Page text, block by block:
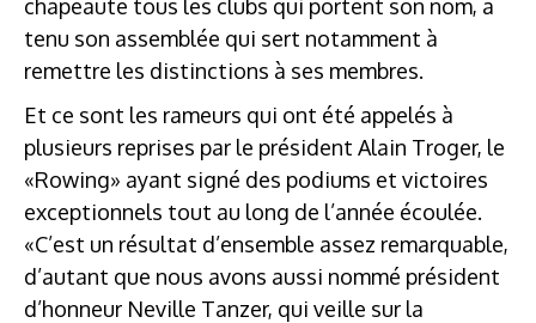
chapeaute tous les clubs qui portent son nom, a
tenu son assemblée qui sert notamment à
remettre les distinctions à ses membres.
Et ce sont les rameurs qui ont été appelés à
plusieurs reprises par le président Alain Troger, le
«Rowing» ayant signé des podiums et victoires
exceptionnels tout au long de l’année écoulée.
«C’est un résultat d’ensemble assez remarquable,
d’autant que nous avons aussi nommé président
d’honneur Neville Tanzer, qui veille sur la